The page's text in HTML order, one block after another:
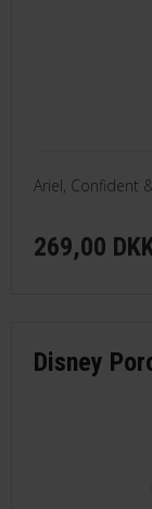
Ariel, Confident
269,00
Disney